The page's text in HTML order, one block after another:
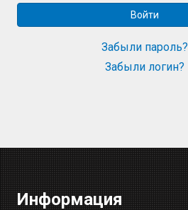
Войти
Забыли пароль?
Забыли логин?
Информация